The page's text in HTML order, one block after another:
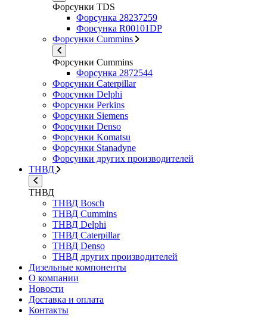
Форсунки TDS
Форсунка 28237259
Форсунка R00101DP
Форсунки Cummins
Форсунки Cummins
Форсунка 2872544
Форсунки Caterpillar
Форсунки Delphi
Форсунки Perkins
Форсунки Siemens
Форсунки Denso
Форсунки Komatsu
Форсунки Stanadyne
Форсунки других производителей
ТНВД
ТНВД
ТНВД Bosch
ТНВД Cummins
ТНВД Delphi
ТНВД Caterpillar
ТНВД Denso
ТНВД других производителей
Дизельные компоненты
О компании
Новости
Доставка и оплата
Контакты